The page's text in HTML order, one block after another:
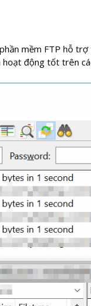
mềm FTP hỗ
động tốt trên